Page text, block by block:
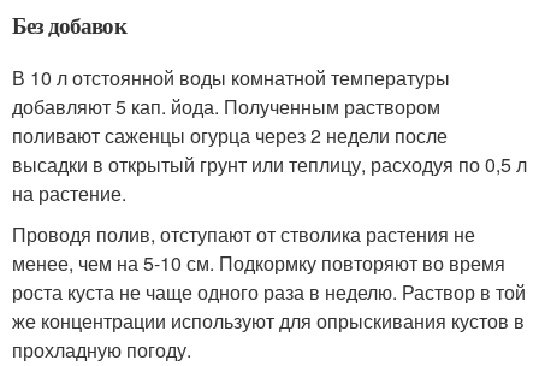
Без добавок
В 10 л отстоянной воды комнатной температуры
добавляют 5 кап. йода. Полученным раствором
поливают саженцы огурца через 2 недели после
высадки в открытый грунт или теплицу, расходуя по 0,5 л
на растение.
Проводя полив, отступают от стволика растения не
менее, чем на 5-10 см. Подкормку повторяют во время
роста куста не чаще одного раза в неделю. Раствор в той
же концентрации используют для опрыскивания кустов в
прохладную погоду.